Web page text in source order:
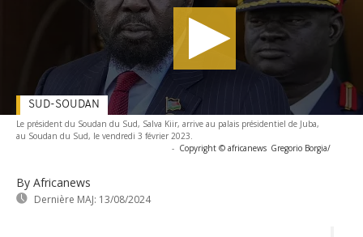
Le président du Soudan du Sud, Salva Kiir, arrive au palais présidentiel de Juba,
au Soudan du Sud, le vendredi 3 février 2023.
- Copyright © africanews Gregorio Borgia/
By Africanews
Dernière MAJ: 13/08/2024
SUD-SOUDAN